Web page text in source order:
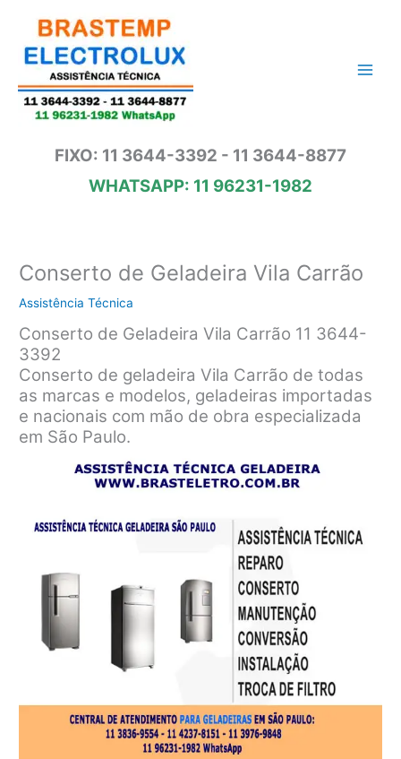
conteúdo
FIXO: 11 3644-3392 - 11 3644-8877
WHATSAPP: 11 96231-1982
Conserto de Geladeira Vila Carrão
Assistência Técnica
Conserto de Geladeira Vila Carrão 11 3644-
3392
Conserto de geladeira Vila Carrão de todas
as marcas e modelos, geladeiras importadas
e nacionais com mão de obra especializada
em São Paulo.